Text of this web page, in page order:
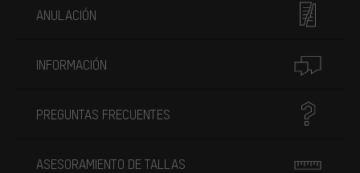
ANULACIÓN
INFORMACIÓN
PREGUNTAS FRECUENTES
ASESORAMIENTO DE TALLAS